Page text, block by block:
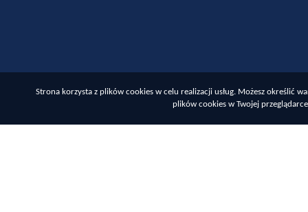
Strona korzysta z plików cookies w celu realizacji usług. Możesz określić
plików cookies w Twojej